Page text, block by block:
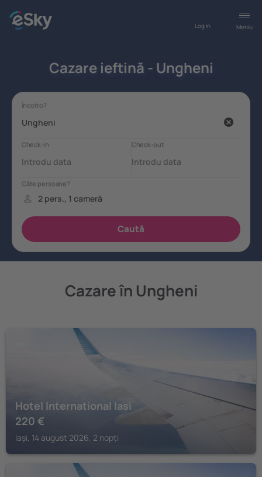
Meniu
Log in
Cazare ieftină - Ungheni
Cazare în Ungheni
Hotel International Iasi
220 €
Iași, 14 august 2026, 2 nopți